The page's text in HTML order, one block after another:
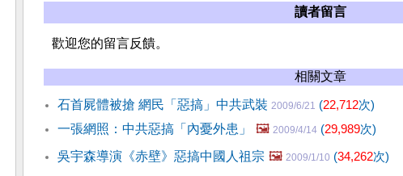
讀者留言
歡迎您的留言反饋。
相關文章
石首屍體被搶 網民「惡搞」中共武裝 2009/6/21 (22,712次)
一張網照：中共惡搞「內憂外患」
🖼️ 2009/4/14 (29,989次)
吳宇森導演《赤壁》惡搞中國人祖宗 🖼️ 2009/1/10 (34,262次)